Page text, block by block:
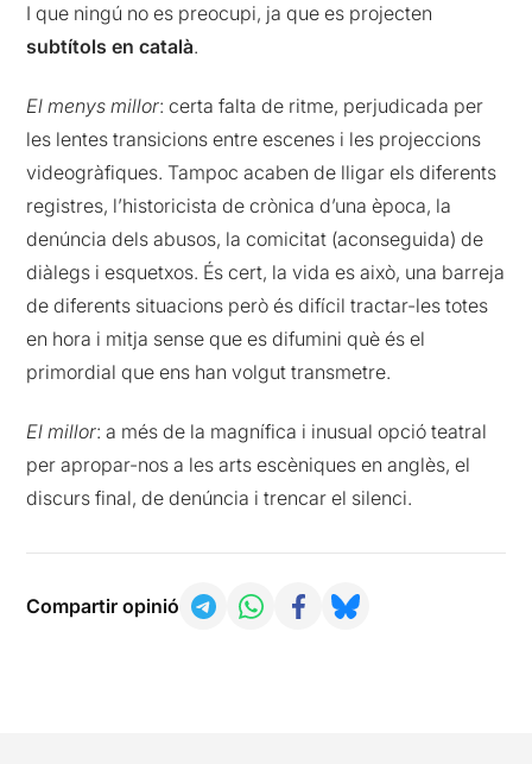
I que ningú no es preocupi, ja que es projecten
subtítols en català.
El menys millor: certa falta de ritme, perjudicada per
les lentes transicions entre escenes i les projeccions
videogràfiques. Tampoc acaben de lligar els diferents
registres, l’historicista de crònica d’una època, la
denúncia dels abusos, la comicitat (aconseguida) de
diàlegs i esquetxos. És cert, la vida es això, una barreja
de diferents situacions però és difícil tractar-les totes
en hora i mitja sense que es difumini què és el
primordial que ens han volgut transmetre.
El millor: a més de la magnífica i inusual opció teatral
per apropar-nos a les arts escèniques en anglès, el
discurs final, de denúncia i trencar el silenci.
Compartir opinió